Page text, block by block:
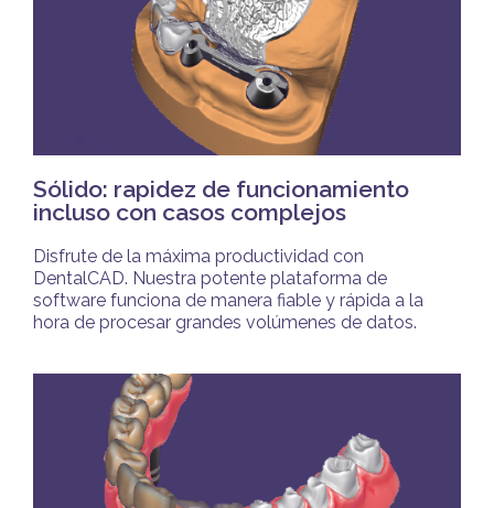
Sólido: rapidez de funcionamiento
incluso con casos complejos
Disfrute de la máxima productividad con
DentalCAD. Nuestra potente plataforma de
software funciona de manera fiable y rápida a la
hora de procesar grandes volúmenes de datos.